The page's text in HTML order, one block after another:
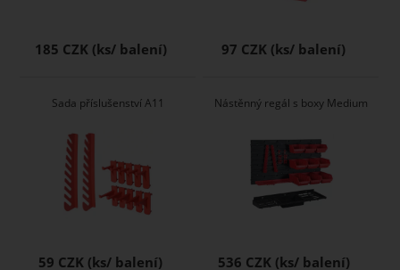
185 CZK 97 CZK
Sada příslušenství A11
59 CZK
Nástěnný regál s boxy Medium
536 CZK